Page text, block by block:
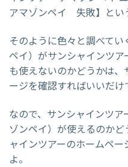
アマゾンペイ 失敗】とい
そのように色々と調べて
ペイ）がサンシャインツ
も使えないのかどうかは
ージを確認すればいいだけ
なので、サンシャインツ
ゾンペイ）が使えるのか
ャインツアーのホームペ
よ。